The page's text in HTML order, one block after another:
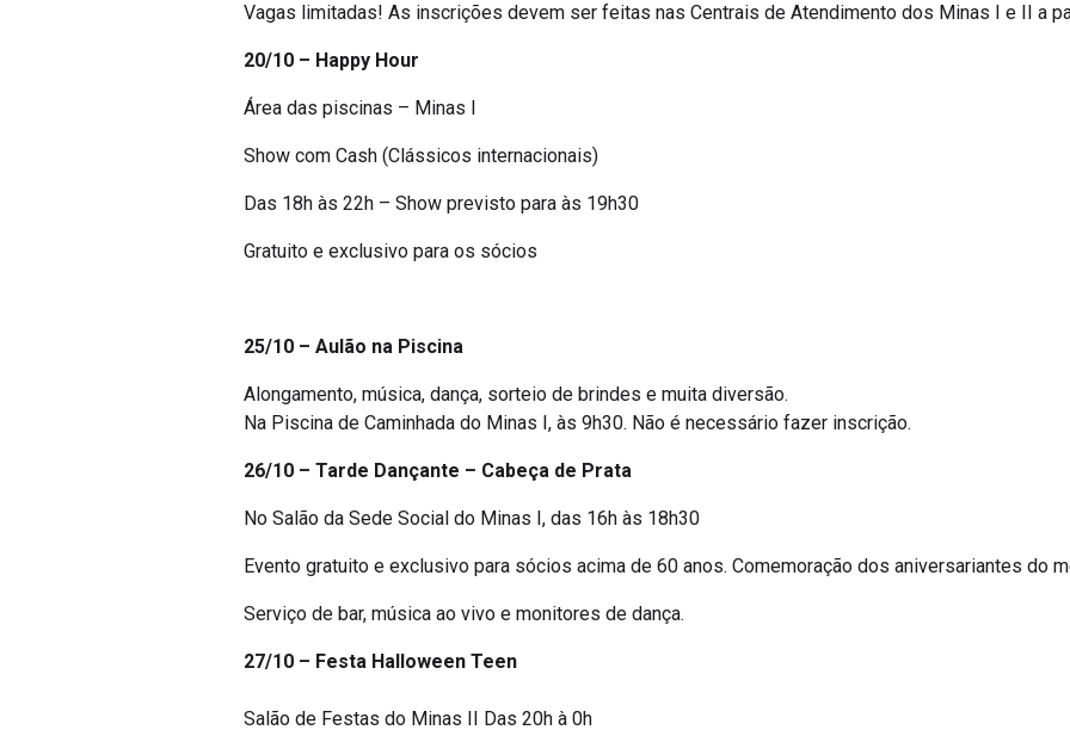
Vagas limitadas! As inscrições devem ser feitas nas Centrais de Atendimento dos Minas I e II a
20/10 – Happy Hour
Área das piscinas – Minas I
Show com Cash (Clássicos internacionais)
Das 18h às 22h – Show previsto para às 19h30
Gratuito e exclusivo para os sócios
25/10 – Aulão na Piscina
Alongamento, música, dança, sorteio de brindes e muita diversão.
Na Piscina de Caminhada do Minas I, às 9h30. Não é necessário fazer inscrição.
26/10 – Tarde Dançante – Cabeça de Prata
No Salão da Sede Social do Minas I, das 16h às 18h30
Evento gratuito e exclusivo para sócios acima de 60 anos. Comemoração dos aniversariantes do
Serviço de bar, música ao vivo e monitores de dança.
27/10 – Festa Halloween Teen
Salão de Festas do Minas II Das 20h à 0h